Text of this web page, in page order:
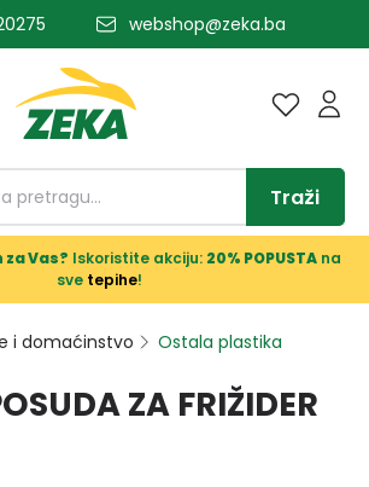
webshop@zeka.ba
Traži
Vas? Iskoristite akciju: 20% POPUSTAna
sve tepihe!
i domaćinstvo Ostala plastika
ZA FRIŽIDER